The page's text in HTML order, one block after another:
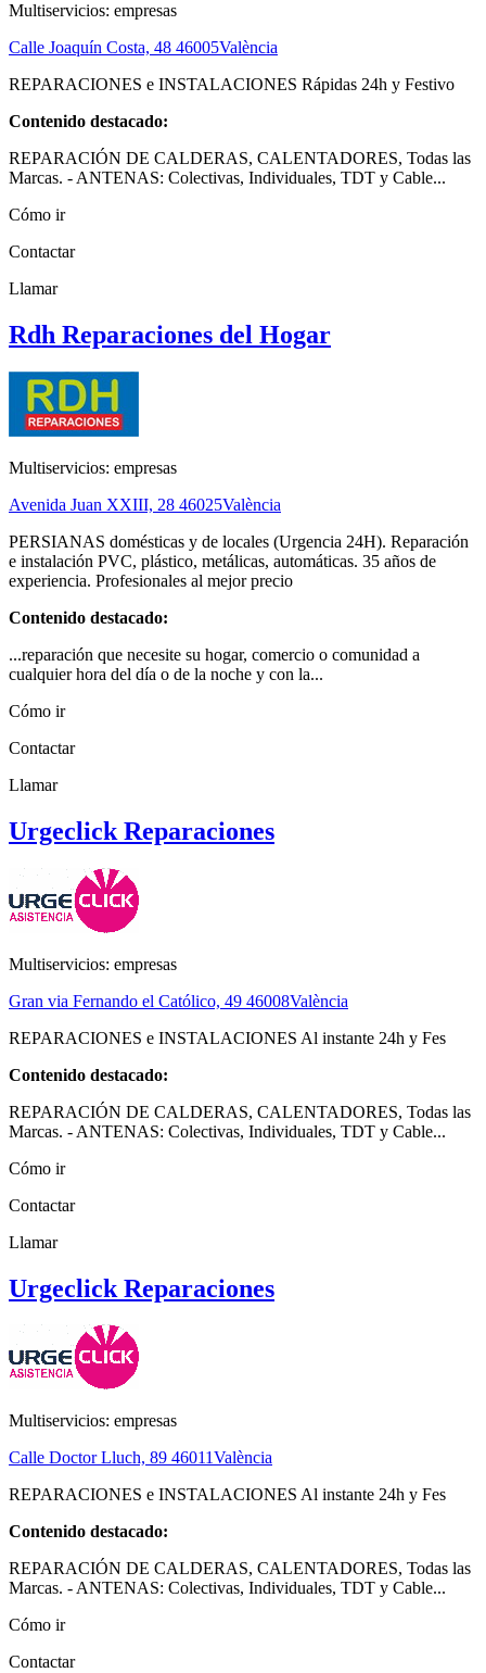
Multiservicios: empresas
Calle Joaquín Costa, 48 46005València
REPARACIONES e INSTALACIONES Rápidas 24h y Festivo
Contenido destacado:
REPARACIÓN DE CALDERAS, CALENTADORES, Todas las
Marcas. - ANTENAS: Colectivas, Individuales, TDT y Cable...
Cómo ir
Contactar
Llamar
Rdh Reparaciones del Hogar
Multiservicios: empresas
Avenida Juan XXIII, 28 46025València
PERSIANAS domésticas y de locales (Urgencia 24H). Reparación
e instalación PVC, plástico, metálicas, automáticas. 35 años de
experiencia. Profesionales al mejor precio
Contenido destacado:
...reparación que necesite su hogar, comercio o comunidad a
cualquier hora del día o de la noche y con la...
Cómo ir
Contactar
Llamar
Urgeclick Reparaciones
Multiservicios: empresas
Gran via Fernando el Católico, 49 46008València
REPARACIONES e INSTALACIONES Al instante 24h y Fes
Contenido destacado:
REPARACIÓN DE CALDERAS, CALENTADORES, Todas las
Marcas. - ANTENAS: Colectivas, Individuales, TDT y Cable...
Cómo ir
Contactar
Llamar
Urgeclick Reparaciones
Multiservicios: empresas
Calle Doctor Lluch, 89 46011València
REPARACIONES e INSTALACIONES Al instante 24h y Fes
Contenido destacado:
REPARACIÓN DE CALDERAS, CALENTADORES, Todas las
Marcas. - ANTENAS: Colectivas, Individuales, TDT y Cable...
Cómo ir
Contactar